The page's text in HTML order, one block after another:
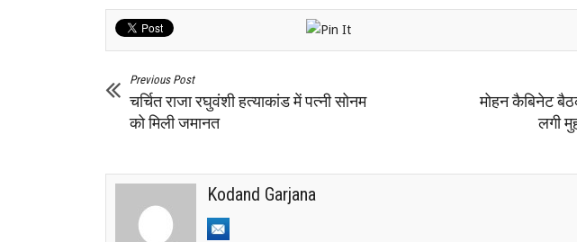
Previous Post
चर्चित राजा रघुवंशी हत्याकांड में पत्नी सोनम
को मिली जमानत
मोहन कैबिनेट
लगी
Kodand Garjana